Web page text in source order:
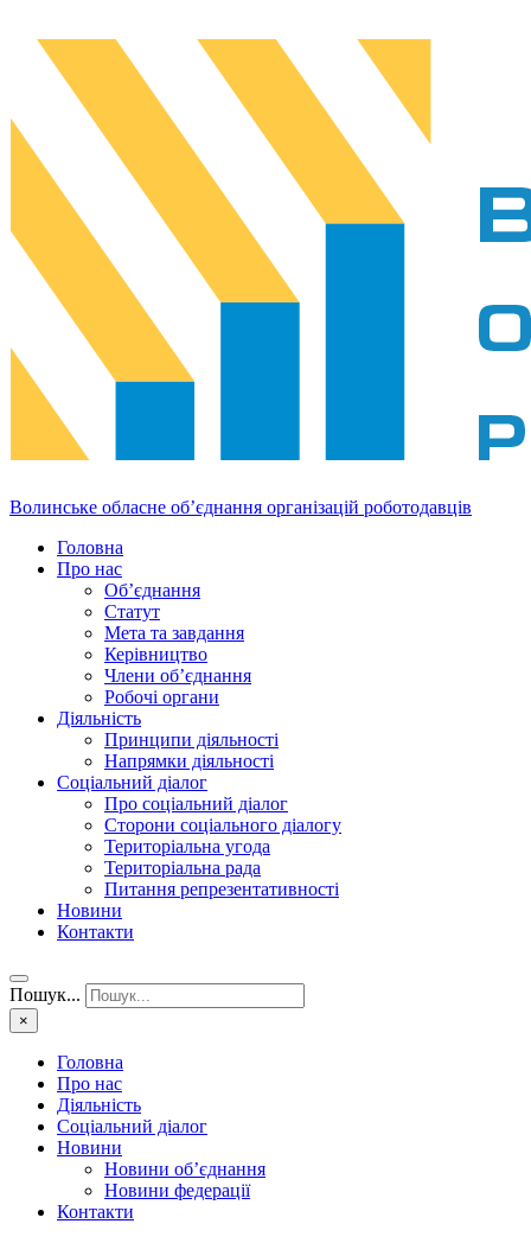
Волинське обласне об’єднання організацій роботодавців
Головна
Про нас
Об’єднання
Статут
Мета та завдання
Керівництво
Члени об’єднання
Робочі органи
Діяльність
Принципи діяльності
Напрямки діяльності
Соціальний діалог
Про соціальний діалог
Сторони соціального діалогу
Територіальна угода
Територіальна рада
Питання репрезентативності
Новини
Контакти
Пошук...
×
Головна
Про нас
Діяльність
Соціальний діалог
Новини
Новини об’єднання
Новини федерації
Контакти